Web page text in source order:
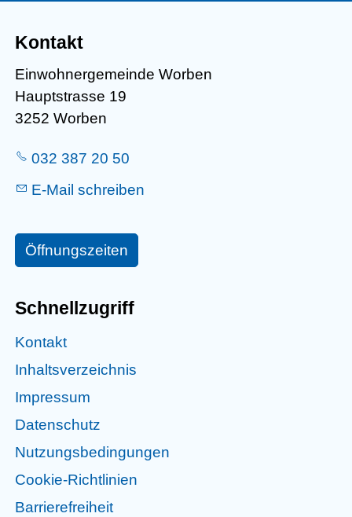
Kontakt
Einwohnergemeinde Worben
Hauptstrasse 19
3252 Worben
032 387 20 50
E-Mail schreiben
Öffnungszeiten
Schnellzugriff
Kontakt
Inhaltsverzeichnis
Impressum
Datenschutz
Nutzungsbedingungen
Cookie-Richtlinien
Barrierefreiheit